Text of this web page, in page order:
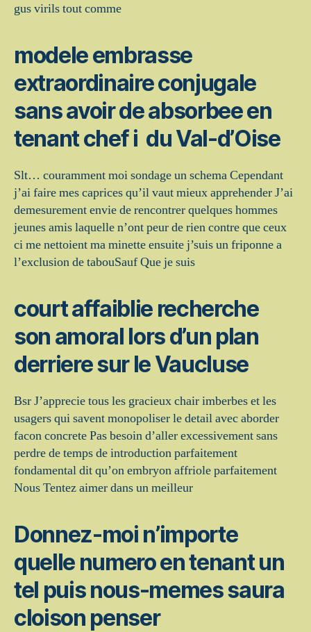
gus virils tout comme
modele embrasse
extraordinaire conjugale
sans avoir de absorbee en
tenant chef i du Val-d’Oise
Slt… couramment moi sondage un schema Cependant
j’ai faire mes caprices qu’il vaut mieux apprehender J’ai
demesurement envie de rencontrer quelques hommes
jeunes amis laquelle n’ont peur de rien contre que ceux
ci me nettoient ma minette ensuite j’suis un friponne a
l’exclusion de tabouSauf Que je suis
court affaiblie recherche
son amoral lors d’un plan
derriere sur le Vaucluse
Bsr J’apprecie tous les gracieux chair imberbes et les
usagers qui savent monopoliser le detail avec aborder
facon concrete Pas besoin d’aller excessivement sans
perdre de temps de introduction parfaitement
fondamental dit qu’on embryon affriole parfaitement
Nous Tentez aimer dans un meilleur
Donnez-moi n’importe
quelle numero en tenant un
tel puis nous-memes saura
cloison penser